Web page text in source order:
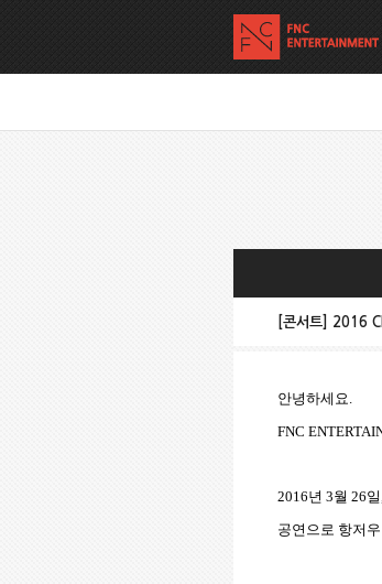
[콘서트] 2016
안녕하세요.
FNC
2016년 3월 26일
공연으로 항저